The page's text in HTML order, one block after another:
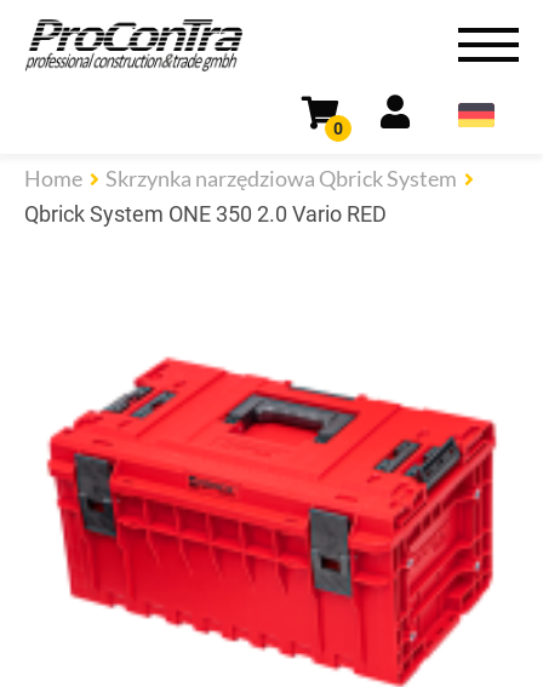
0
Home Skrzynka narzędziowa Qbrick System
Qbrick System ONE 350 2.0 Vario RED